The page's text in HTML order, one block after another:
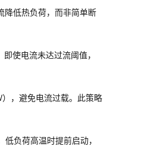
低热负荷，而非简单断
使电流未达过流阈值，
，避免电流过载。此策略
负荷高温时提前启动，